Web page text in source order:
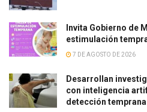
Invita Gobierno de
estimulación
7 DE AGOSTO DE 2026
Desarrollan
con inteligencia
detección